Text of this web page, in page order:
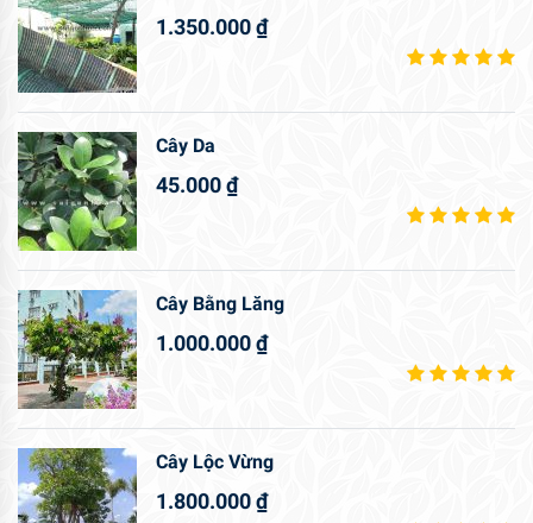
1.350.000₫
Cây Da
45.000₫
Cây Bằng Lăng
1.000.000₫
Cây Lộc Vừng
1.800.000₫